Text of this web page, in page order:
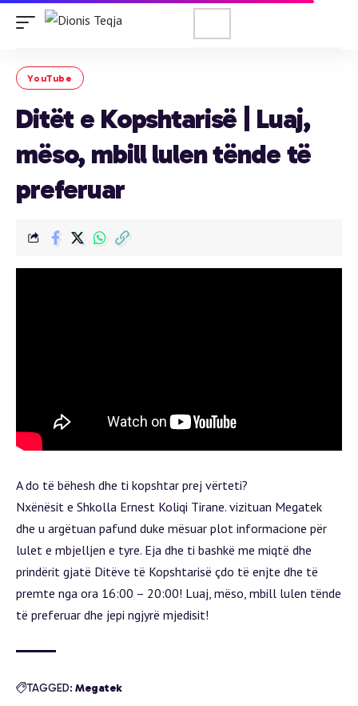
YouTube
Ditët e Kopshtarisë | Luaj,
mëso, mbill lulen tënde të
preferuar
A do të bëhesh dhe ti kopshtar prej vërteti?
Nxënësit e Shkolla Ernest Koliqi Tirane. vizituan Megatek
dhe u argëtuan pafund duke mësuar plot informacione për
lulet e mbjelljen e tyre. Eja dhe ti bashkë me miqtë dhe
prindërit gjatë Ditëve të Kopshtarisë çdo të enjte dhe të
premte nga ora 16:00 – 20:00! Luaj, mëso, mbill lulen tënde
të preferuar dhe jepi ngjyrë mjedisit!
TAGGED: Megatek